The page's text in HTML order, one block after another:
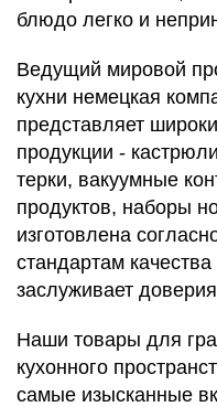
блюдо легко и
Ведущий мировой
кухни немецкая
представляет
продукции -
терки, вакуумные
продуктов, наборы
изготовлена
стандартам
заслуживает
Наши товары для
кухонного
самые изысканные